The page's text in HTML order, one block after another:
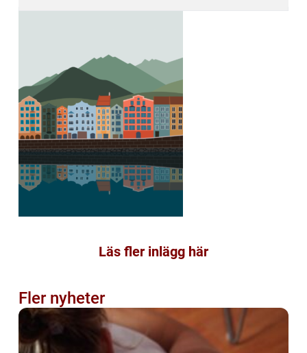
Läs fler inlägg här
Fler nyheter